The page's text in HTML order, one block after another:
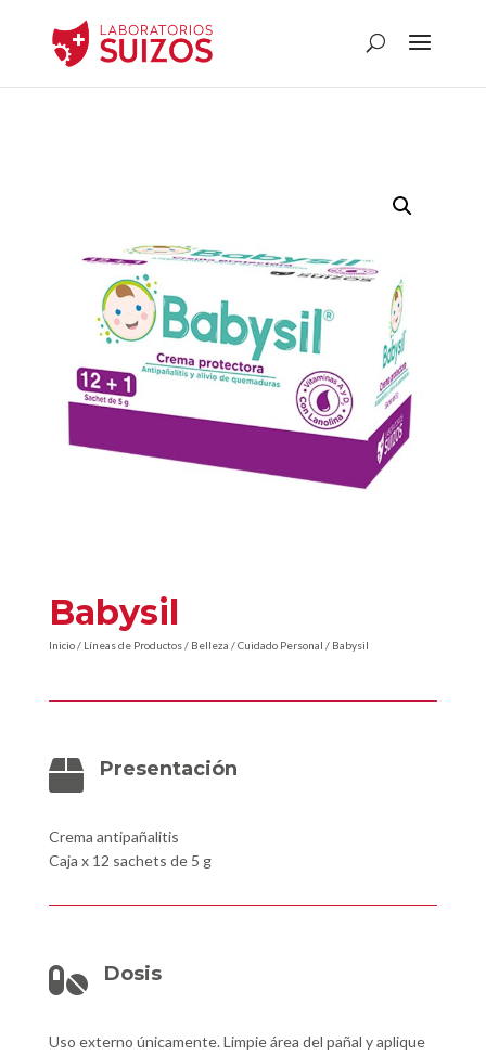
Babysil
Inicio/ Líneas de Productos/ Belleza /Cuidado Personal / Babysil
 Presentación
Crema antipañalitis
Caja x 12 sachets de 5 g
 Dosis
Uso externo únicamente. Limpie área del pañal y aplique